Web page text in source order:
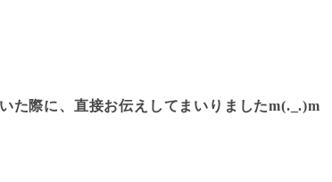
た際に、直接お伝えしてまいりましたm(._.)m